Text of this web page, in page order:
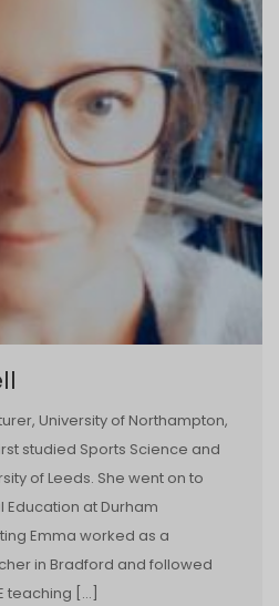
University of Northampton,
studied Sports Science and
of Leeds. She went on to
Education at Durham
Emma worked as a
in Bradford and followed
teaching […]